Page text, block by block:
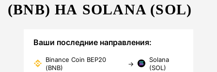
(BNB) НА SOLANA (SOL)
Ваши последние направления:
Binance Coin BEP20
(BNB)
→
Solana
(SOL)